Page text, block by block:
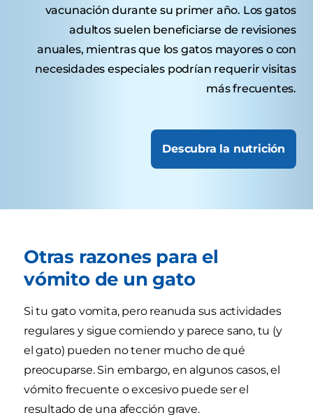
vacunación durante su primer año. Los gatos
adultos suelen beneficiarse de revisiones
anuales, mientras que los gatos mayores o con
necesidades especiales podrían requerir visitas
más frecuentes.
Descubra la nutrición
Otras razones para el
vómito de un gato
Si tu gato vomita, pero reanuda sus actividades
regulares y sigue comiendo y parece sano, tu (y
el gato) pueden no tener mucho de qué
preocuparse. Sin embargo, en algunos casos, el
vómito frecuente o excesivo puede ser el
resultado de una afección grave.